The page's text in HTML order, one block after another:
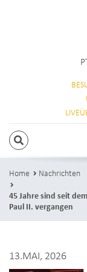
SUCHEN
Home
Nachrichten
45 Jahre sind seit
Paul II. vergangen
13.MAI, 2026